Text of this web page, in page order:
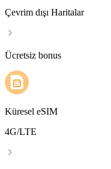
Çevrim dışı Haritalar
Ücretsiz bonus
Küresel eSIM
4G/LTE